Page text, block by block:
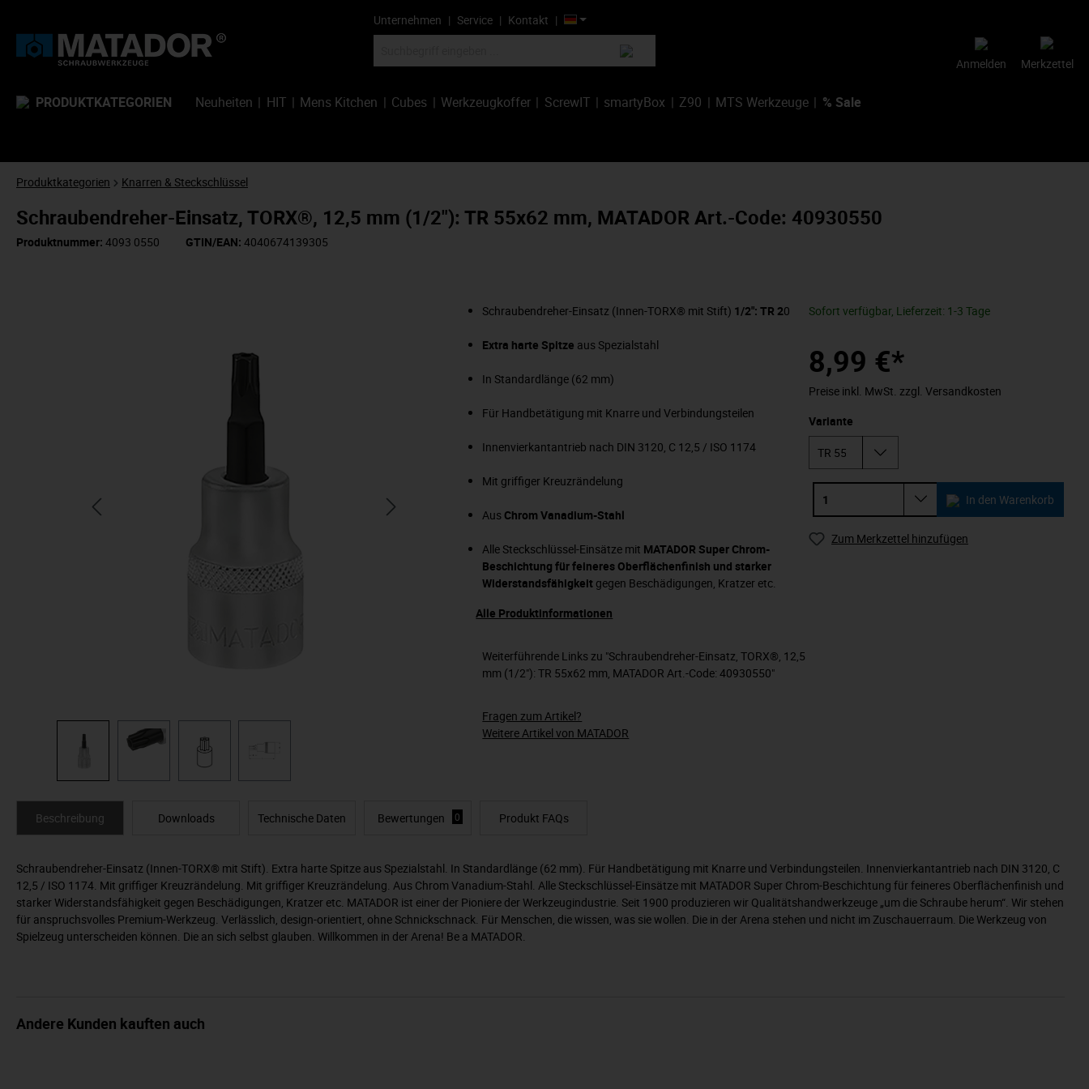
Unternehmen Service Kontakt
Merkzettel
Anmelden
PRODUKTKATEGORIEN Neuheiten HIT Mens Kitchen Cubes Werkzeugkoffer ScrewIT smartyBox Z90 MTS Werkzeuge % Sale
Produktkategorien Knarren & Steckschlüssel
Schraubendreher-Einsatz, TORX®, 12,5 mm (1/2"): TR 55x62 mm, MATADOR Art.-Code: 40930550
Produktnummer: 4093 0550 GTIN/EAN: 4040674139305
Schraubendreher-Einsatz (Innen-TORX® mit Stift) 1/2": TR 20
Extra harte Spitze aus Spezialstahl
In Standardlänge (62 mm)
Für Handbetätigung mit Knarre und Verbindungsteilen
Innenvierkantantrieb nach DIN 3120, C 12,5 / ISO 1174
Mit griffiger Kreuzrändelung
Aus Chrom Vanadium-Stahl
Alle Steckschlüssel-Einsätze mit MATADOR Super Chrom-
Beschichtung für feineres Oberflächenfinish und starker
Widerstandsfähigkeit gegen Beschädigungen, Kratzer etc.
Alle Produktinformationen
Weiterführende Links zu "Schraubendreher-Einsatz, TORX®, 12,5
mm (1/2"): TR 55x62 mm, MATADOR Art.-Code: 40930550"
Fragen zum Artikel?
Weitere Artikel von MATADOR
Sofort verfügbar, Lieferzeit: 1-3 Tage
8,99 €*
Preise inkl. MwSt. zzgl. Versandkosten
Variante
In den Warenkorb
Zum Merkzettel hinzufügen
Beschreibung Downloads Technische Daten Bewertungen 0 Produkt FAQs
Schraubendreher-Einsatz (Innen-TORX® mit Stift). Extra harte Spitze aus Spezialstahl. In Standardlänge (62 mm). Für Handbetätigung mit Knarre und Verbindungsteilen. Innenvierkantantrieb nach DIN 3120, C
12,5 / ISO 1174. Mit griffiger Kreuzrändelung. Mit griffiger Kreuzrändelung. Aus Chrom Vanadium-Stahl. Alle Steckschlüssel-Einsätze mit MATADOR Super Chrom-Beschichtung für feineres Oberflächenfinish und
starker Widerstandsfähigkeit gegen Beschädigungen, Kratzer etc. MATADOR ist einer der Pioniere der Werkzeugindustrie. Seit 1900 produzieren wir Qualitätshandwerkzeuge „um die Schraube herum“. Wir stehen
für anspruchsvolles Premium-Werkzeug. Verlässlich, design-orientiert, ohne Schnickschnack. Für Menschen, die wissen, was sie wollen. Die in der Arena stehen und nicht im Zuschauerraum. Die Werkzeug von
Spielzeug unterscheiden können. Die an sich selbst glauben. Willkommen in der Arena! Be a MATADOR.
Andere Kunden kauften auch